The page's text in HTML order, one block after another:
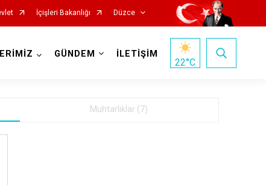
İçişleri Bakanlığı Düzce
GÜNDEM İLETİŞİM
22°C
Muhtarliklar (7)